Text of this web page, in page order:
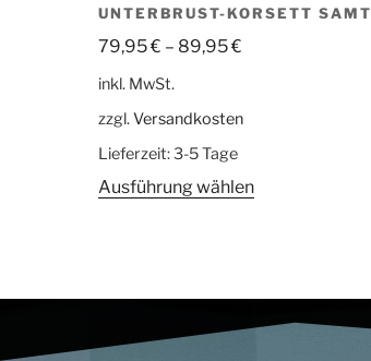
UNTERBRUST-KORSETT SAMT
79,95€ – 89,95€
inkl. MwSt.
zzgl.Versandkosten
Lieferzeit:3-5 Tage
Ausführung wählen